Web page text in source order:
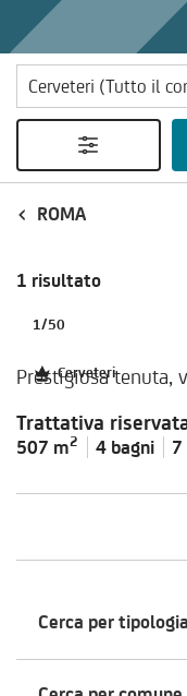
ROMA
1 risultato
Cerveteri
1/50
Prestigiosa tenuta,
507 m2 4 bagni 7
Trattativa
Cerca per tipologia